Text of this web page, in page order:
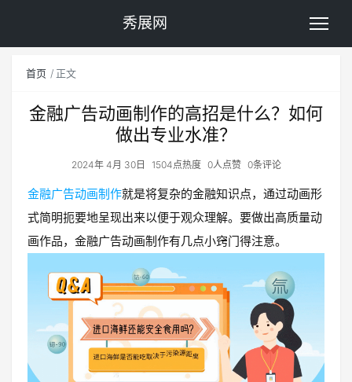
秀展网
首页 正文
金融广告动画制作的高招是什么？如何
做出专业水准？
2024年 4月 30日 1504点热度 0人点赞 0条评论
金融广告动画制作就是将复杂的金融知识点，通过动画形
式简明扼要地呈现出来以便于观众理解。要做出高质量动
画作品，金融广告动画制作有几点小窍门得注意。